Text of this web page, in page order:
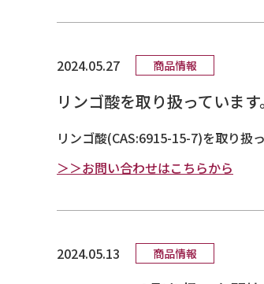
2024.05.27 商品情報
リンゴ酸を取り扱っています。
リンゴ酸(CAS:6915-15-7)を取り扱
＞＞お問い合わせはこちらから
2024.05.13 商品情報